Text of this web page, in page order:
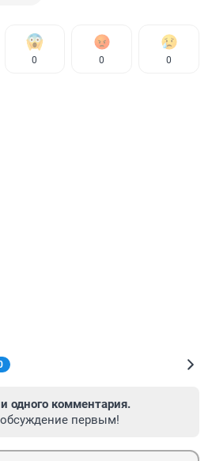
0 0 0
одного комментария.
первым!